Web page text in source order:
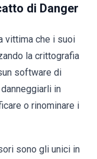
di Danger
vittima che i suoi
la crittografia
software di
in
o rinominare i
sono gli unici in